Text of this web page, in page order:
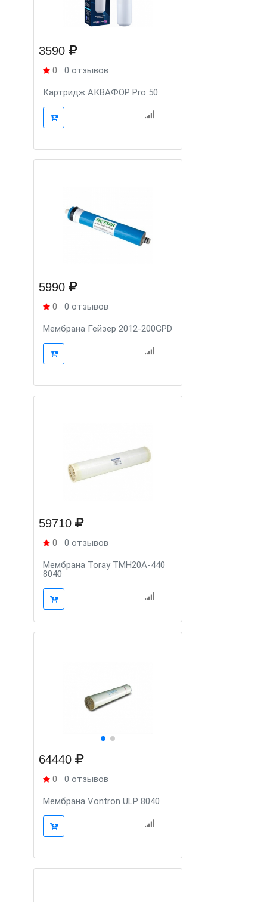
3590
0 0 отзывов
Картридж АКВАФОР Pro 50
5990
0 0 отзывов
Мембрана Гейзер 2012-200GPD
59710
0 0 отзывов
Мембрана Toray TMH20A-440
8040
64440
0 0 отзывов
Мембрана Vontron ULP 8040